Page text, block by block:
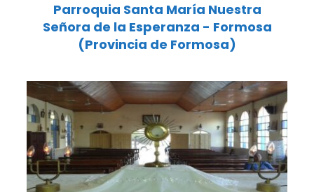
Parroquia Santa María Nuestra
Señora de la Esperanza - Formosa
(Provincia de Formosa)